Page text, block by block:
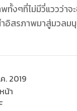
ทั้งๆที่ไม่มีวี่แววว่าจ
ำอิสรภาพมาสู่มวลม
. 2019
หน้า